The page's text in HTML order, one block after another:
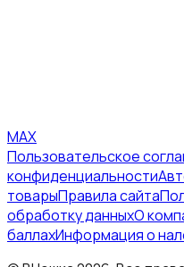
MAX
Пользовательское
конфиденциальности
товарыПравила сайта
обработку данныхО
баллахИнформация о